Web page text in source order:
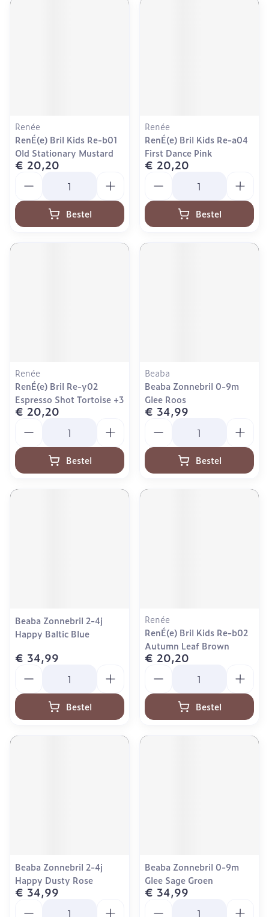
Renée
RenÉ(e) Bril Kids Re-b01
Old Stationary Mustard
€ 20,20
Bestel
Renée
RenÉ(e) Bril Kids Re-a04
First Dance Pink
€ 20,20
Bestel
Renée
RenÉ(e) Bril Re-y02
Espresso Shot Tortoise +3
€ 20,20
Bestel
Beaba
Beaba Zonnebril 0-9m
Glee Roos
€ 34,99
Bestel
Beaba Zonnebril 2-4j
Happy Baltic Blue
€ 34,99
Bestel
Renée
RenÉ(e) Bril Kids Re-b02
Autumn Leaf Brown
€ 20,20
Bestel
Beaba Zonnebril 2-4j
Happy Dusty Rose
€ 34,99
Beaba Zonnebril 0-9m
Glee Sage Groen
€ 34,99